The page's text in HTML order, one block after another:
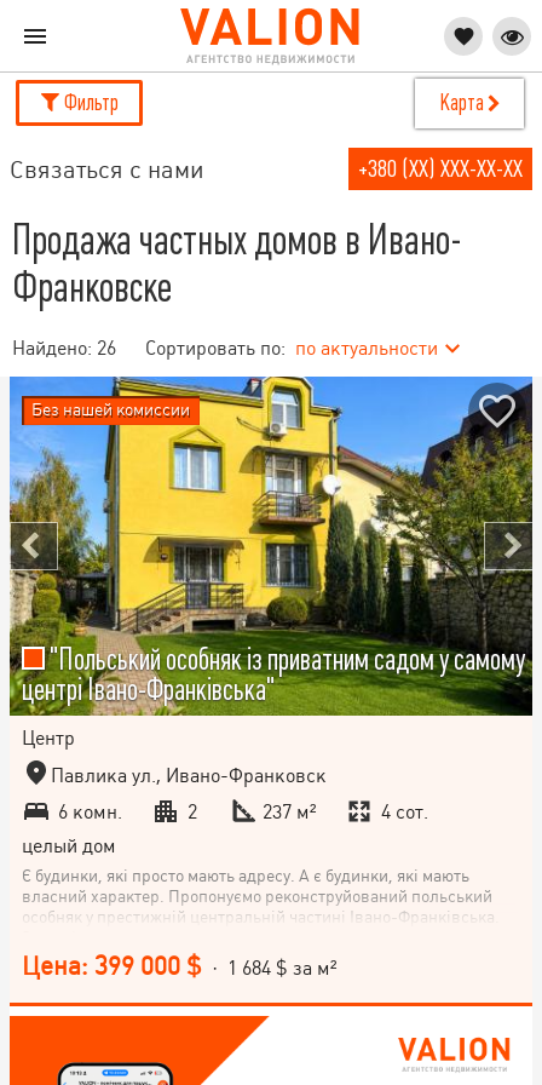
Фильтр Карта
Связаться с нами +380 (XX) XXX-XX-XX
Продажа частных домов в Ивано-
Франковске
Найдено: 26 Сортировать по: по актуальности
"Польський особняк із приватним садом у самому
центрі Івано-Франківська"
Центр
Павлика ул., Ивано-Франковск
6 комн.
2 237 м²
4 сот.
целый дом
Є будинки, які просто мають адресу. А є будинки, які мають
власний характер. Пропонуємо реконструйований польський
особняк у престижній центральній частині Івано-Франківська.
територія площею 4 сотки із зеленим газоном, декоративними
насадженнями, альтанкою та мурованим мангалом. Тут легко
забути, що ви перебуваєте в самому центрі міста. Будинок
площею 237 м² має три рівні та продумане планування: простора
камінна зала з виходом у сад; 5 окремих кімнат; кухня; дві
гардеробні; пральня; котельня; сухий підвал; мансардний
Цена: 399 000 $ · 1 684 $ за м²
Без нашей комиссии